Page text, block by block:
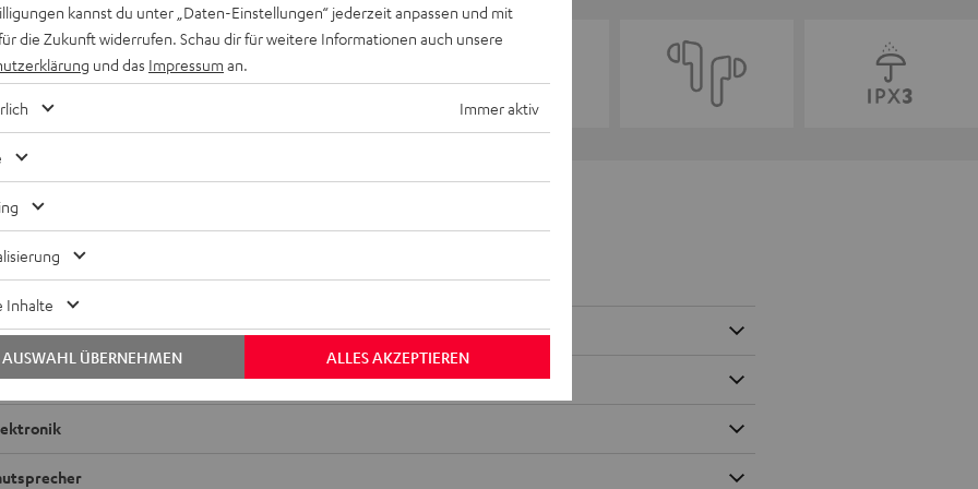
Ohrhörer einzeln links
kannst du unter „Daten-Einstellungen“ jederzeit anpassen und mit
die Zukunft widerrufen. Schau dir für weitere Informationen auch unsere
und das Impressum an.
Immer aktiv
Inhalte
ALLES AKZEPTIEREN
AUSWAHL ÜBERNEHMEN